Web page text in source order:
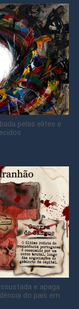
pelas elites e
e apaga
do país em